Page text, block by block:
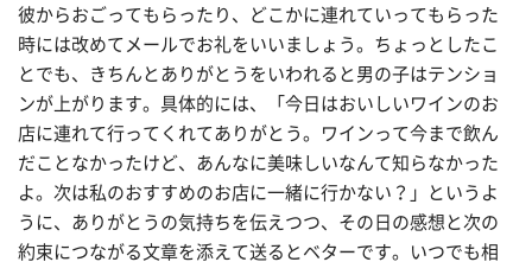
彼からおごってもらったり、どこかに連れていってもらった
時には改めてメールでお礼をいいましょう。ちょっとしたこ
とでも、きちんとありがとうをいわれると男の子はテンショ
ンが上がります。具体的には、「今日はおいしいワインのお
店に連れて行ってくれてありがとう。ワインって今まで飲ん
だことなかったけど、あんなに美味しいなんて知らなかった
よ。次は私のおすすめのお店に一緒に行かない？」というよ
うに、ありがとうの気持ちを伝えつつ、その日の感想と次の
約束につながる文章を添えて送るとベターです。いつでも相